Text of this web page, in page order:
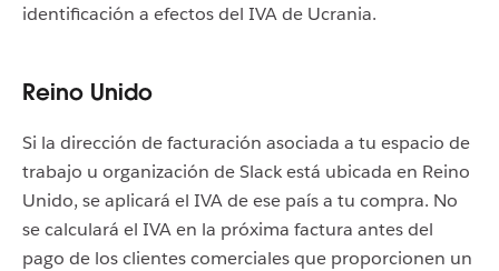
identificación a efectos del IVA de Ucrania.
Reino Unido
Si la dirección de facturación asociada a tu espacio de
trabajo u organización de Slack está ubicada en Reino
Unido, se aplicará el IVA de ese país a tu compra. No
se calculará el IVA en la próxima factura antes del
pago de los clientes comerciales que proporcionen un